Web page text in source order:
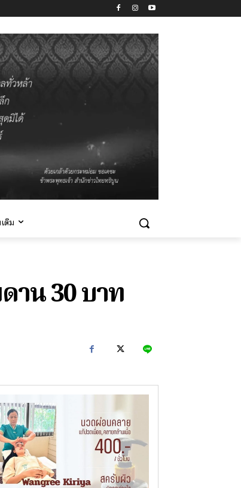
ติม
าน 30 บาท